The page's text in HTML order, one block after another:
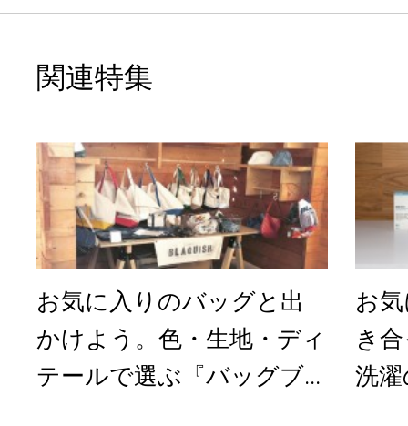
関連特集
お気に入りのバッグと出
かけよう。色・生地・ディ
テールで選ぶ『バッグブ...
お
き
洗